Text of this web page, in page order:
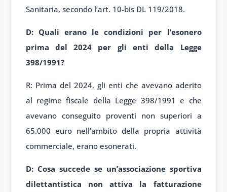
Sanitaria, secondo l’art. 10-bis DL 119/2018.
D: Quali erano le condizioni per l’esonero
prima del 2024 per gli enti della Legge
398/1991?
R: Prima del 2024, gli enti che avevano aderito
al regime fiscale della Legge 398/1991 e che
avevano conseguito proventi non superiori a
65.000 euro nell’ambito della propria attività
commerciale, erano esonerati.
D: Cosa succede se un’associazione sportiva
dilettantistica non attiva la fatturazione